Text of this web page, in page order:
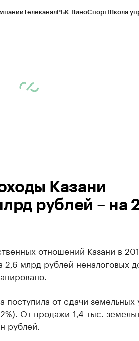
ТелеканалРБК ВиноСпортШкола
Казани
рублей – на
отношений Казани в
2,6 млрд рублей неналоговых
поступила от сдачи земельных
От продажи 1,4 тыс.
рублей.